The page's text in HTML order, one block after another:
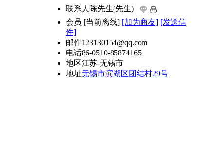
联系人 陈先生(先生)
会员 [当前离线] [加为商友] [发送信
件]
邮件123130154@qq.com
电话86-0510-85874165
地区江苏-无锡市
地址无锡市滨湖区团结村29号